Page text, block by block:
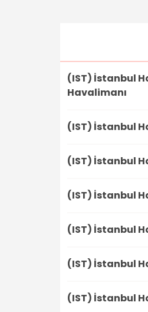
(IST) İstanbul
Havalimanı
(IST) İstanbul
(IST) İstanbul
(IST) İstanbul
(IST) İstanbul
(IST) İstanbul
(IST) İstanbul